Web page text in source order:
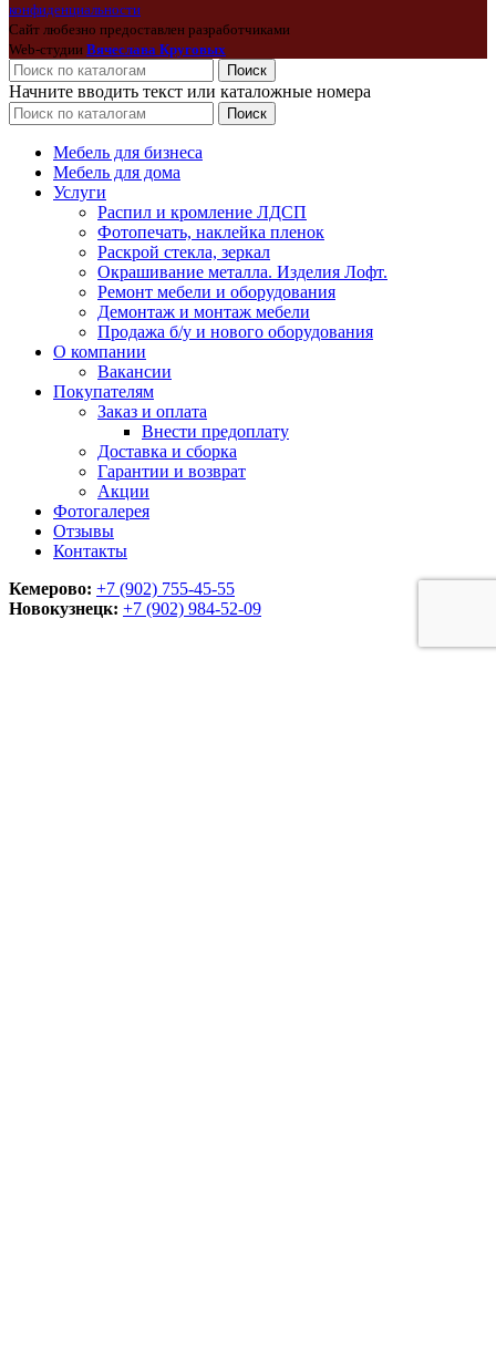
конфиденциальности
Сайт любезно предоставлен разработчиками
Web-студии Вячеслава Круговых
Поиск
Начните вводить текст или каталожные номера
Поиск
Мебель для бизнеса
Мебель для дома
Услуги
Распил и кромление ЛДСП
Фотопечать, наклейка пленок
Раскрой стекла, зеркал
Окрашивание металла. Изделия Лофт.
Ремонт мебели и оборудования
Демонтаж и монтаж мебели
Продажа б/у и нового оборудования
О компании
Вакансии
Покупателям
Заказ и оплата
Внести предоплату
Доставка и сборка
Гарантии и возврат
Акции
Фотогалерея
Отзывы
Контакты
Кемерово: +7 (902) 755-45-55
Новокузнецк: +7 (902) 984-52-09